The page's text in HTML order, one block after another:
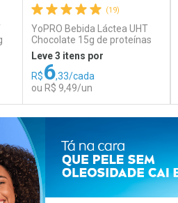
FECHAR
FECHAR
(19)
YoPRO Bebida Láctea UHT
Chocolate 15g de proteínas
250ml
Leve 3 itens por
R$6,33/cada
ou R$ 9,49/un
Laboratório
Por Menos